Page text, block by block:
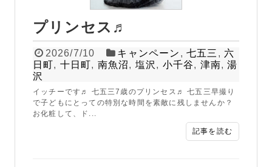
プリンセス♬
2026/7/10 キャンペーン , 七五三 , 六
日町, 十日町, 南魚沼, 塩沢 , 小千谷, 津南,湯
沢
イッチーです♬ 七五三7歳のプリンセス♬ 七五三早撮り
で子どもにとっての特別な時間を素敵に残しませんか？
お化粧して、ド...
記事を読む